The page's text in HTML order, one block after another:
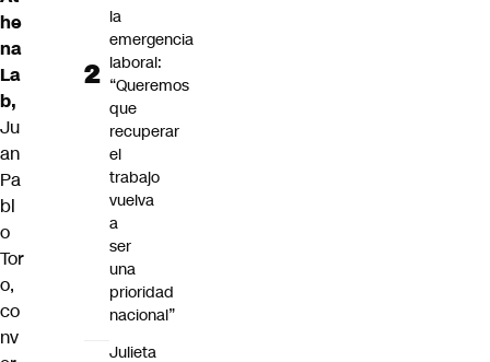
he
na
La
b,
Ju
an
Pa
bl
o
Tor
o,
co
nv
la
emergencia
laboral:
“Queremos
que
recuperar
el
trabajo
vuelva
a
ser
una
prioridad
nacional”
Julieta